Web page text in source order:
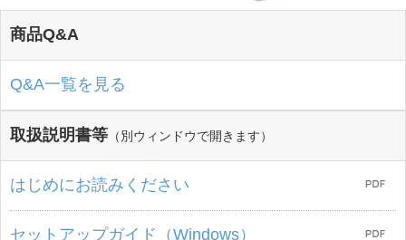
商品Q&A
Q&A一覧を見る
取扱説明書等 （別ウィンドウで開きます）
はじめにお読みください
セットアップガイド（Windows）